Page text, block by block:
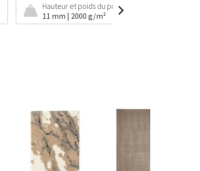
Hauteur et poids du poil
11 mm | 2000 g/m²